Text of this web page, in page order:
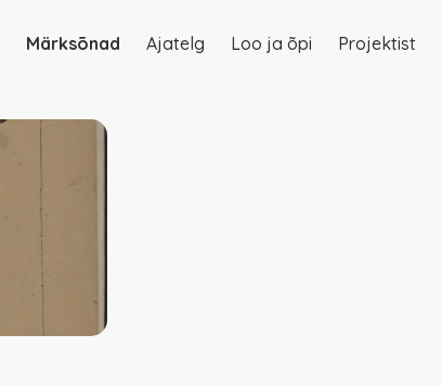
Märksõnad Ajatelg Loo ja õpi Projektist